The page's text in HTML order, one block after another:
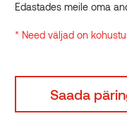
Edastades meile oma
* Need väljad on